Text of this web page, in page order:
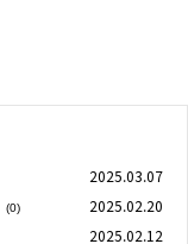
2025.03.07
(0) 2025.02.20
2025.02.12